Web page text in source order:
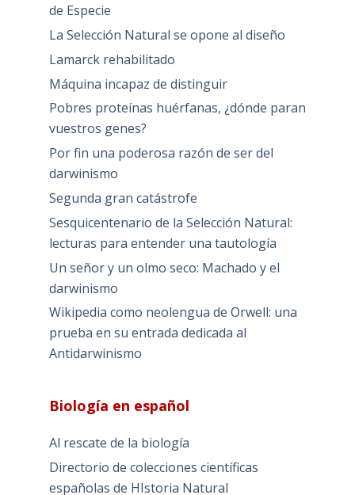
de Especie
La Selección Natural se opone al diseño
Lamarck rehabilitado
Máquina incapaz de distinguir
Pobres proteínas huérfanas, ¿dónde paran
vuestros genes?
Por fin una poderosa razón de ser del
darwinismo
Segunda gran catástrofe
Sesquicentenario de la Selección Natural:
lecturas para entender una tautología
Un señor y un olmo seco: Machado y el
darwinismo
Wikipedia como neolengua de Orwell: una
prueba en su entrada dedicada al
Antidarwinismo
Biología en español
Al rescate de la biología
Directorio de colecciones científicas
españolas de HIstoria Natural